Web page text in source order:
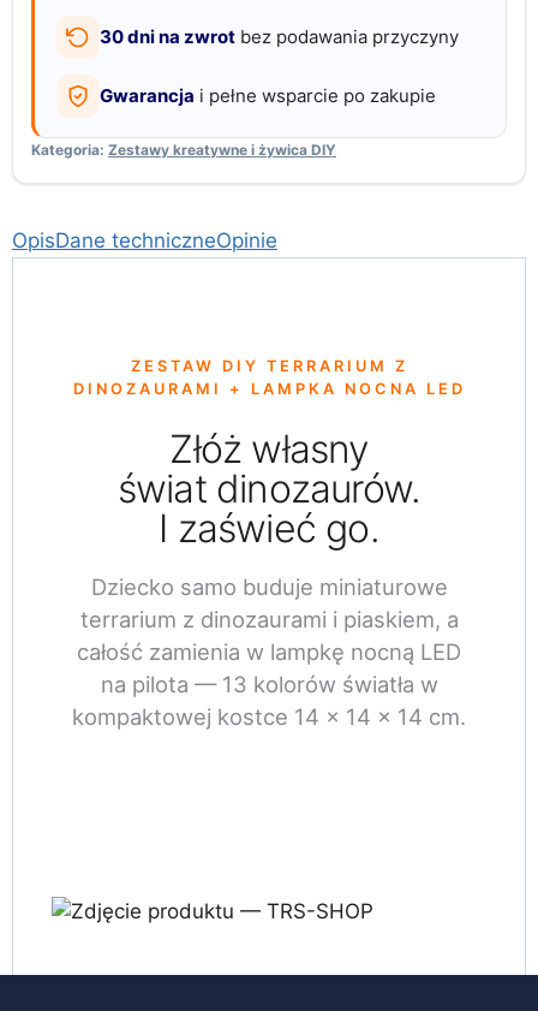
withosen30 dni na zwrot bez podawania przyczyny
Gwarancja i pełne wsparcie po zakupie
Kategoria: Zestawy kreatywne i żywica DIY
OpisDane techniczneOpinie
ZESTAW DIY TERRARIUM Z
DINOZAURAMI + LAMPKA NOCNA LED
Złóż własny
świat dinozaurów.
I zaświeć go.
Dziecko samo buduje miniaturowe
terrarium z dinozaurami i piaskiem, a
całość zamienia w lampkę nocną LED
na pilota — 13 kolorów światła w
kompaktowej kostce 14 × 14 × 14 cm.